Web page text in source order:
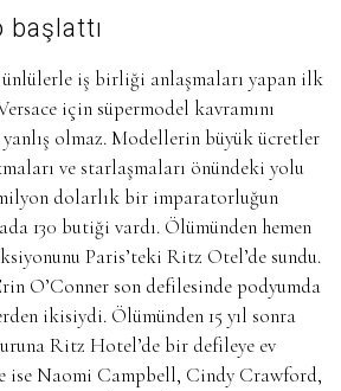
ünlülerle iş birliği anlaşmaları yapan ilk
için süpermodel kavramını
olmaz. Modellerin büyük ücretler
ve starlaşmaları önündeki yolu
dolarlık bir imparatorluğun
130 butiği vardı. Ölümünden hemen
Paris’teki Ritz Otel’de sundu.
O’Conner son defilesinde podyumda
ikisiydi. Ölümünden 15 yıl sonra
Ritz Hotel’de bir defileye ev
ise Naomi Campbell, Cindy Crawford,